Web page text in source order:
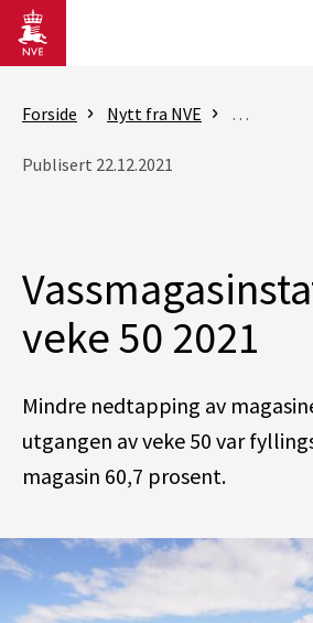
Gå til hovedinnhold
Forside Nytt fra NVE
Publisert 22.12.2021
veke 50 2021
Mindre nedtapping av
utgangen av veke 50 var
magasin 60,7 prosent.